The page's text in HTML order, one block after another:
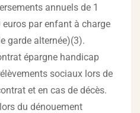
annuels de 1
par enfant à charge
garde alternée)(3).
épargne handicap
sociaux lors de
et en cas de décès.
du dénouement